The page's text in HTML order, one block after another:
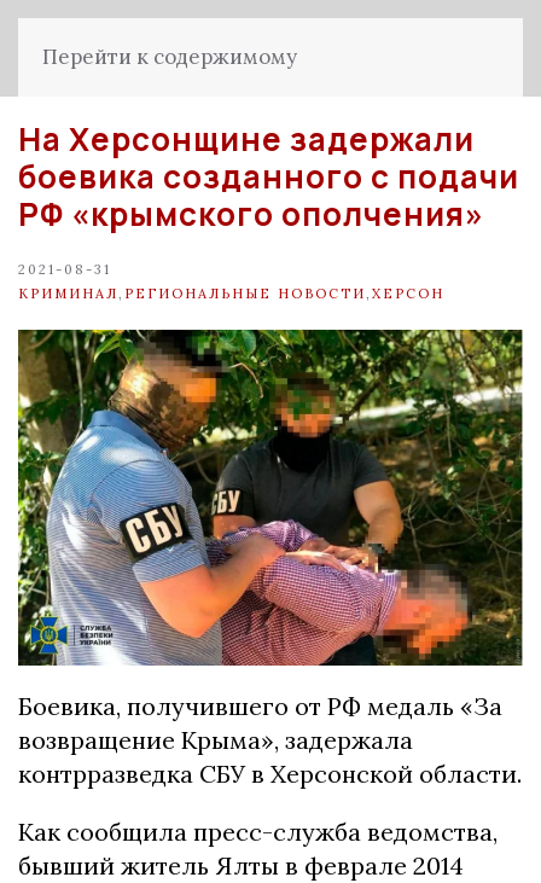
Перейти к содержимому
На Херсонщине задержали
боевика созданного с подачи
РФ «крымского ополчения»
2021-08-31
КРИМИНАЛ РЕГИОНАЛЬНЫЕ НОВОСТИ ХЕРСОН
Боевика, получившего от РФ медаль «За
возвращение Крыма», задержала
контрразведка СБУ в Херсонской области.
Как сообщила пресс-служба ведомства,
бывший житель Ялты в феврале 2014